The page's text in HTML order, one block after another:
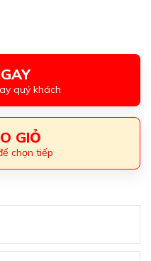
quý khách
GIỎ
chọn tiếp